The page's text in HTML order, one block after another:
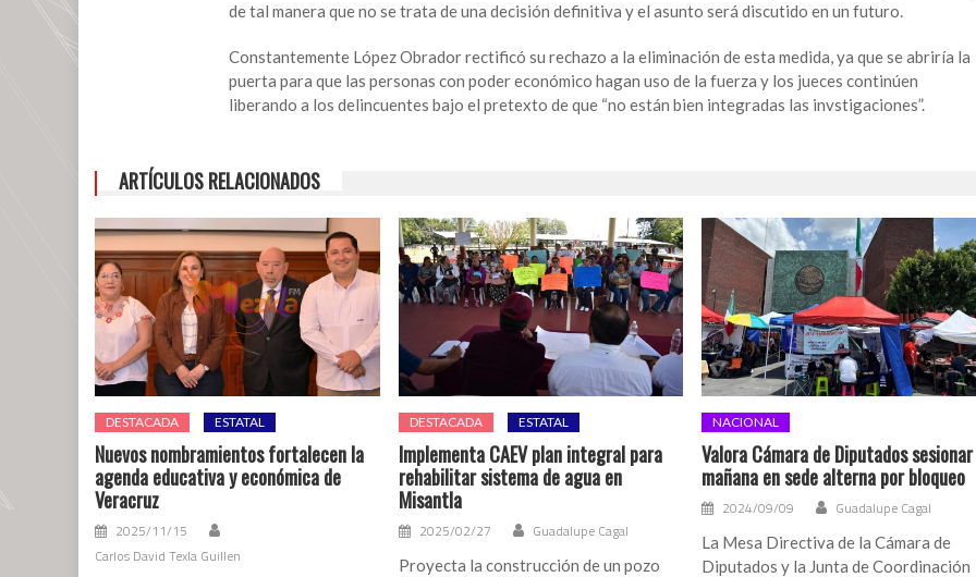
de tal manera que no se trata de una decisión definitiva y el asunto será discutido en un futuro.
Constantemente López Obrador rectificó su rechazo a la eliminación de esta medida, ya que se abriría la
puerta para que las personas con poder económico hagan uso de la fuerza y los jueces continúen
liberando a los delincuentes bajo el pretexto de que “no están bien integradas las invstigaciones”.
ARTÍCULOS RELACIONADOS
DESTACADA ESTATAL
Nuevos nombramientos fortalecen la
agenda educativa y económica de
Veracruz
2025/11/15
Carlos David Texla Guillen
DESTACADA ESTATAL
Implementa CAEV plan integral para
rehabilitar sistema de agua en
Misantla
2025/02/27 Guadalupe Cagal
Proyecta la construcción de un pozo
NACIONAL
Valora Cámara de Diputados sesionar
mañana en sede alterna por bloqueo
2024/09/09 Guadalupe Cagal
La Mesa Directiva de la Cámara de
Diputados y la Junta de Coordinación